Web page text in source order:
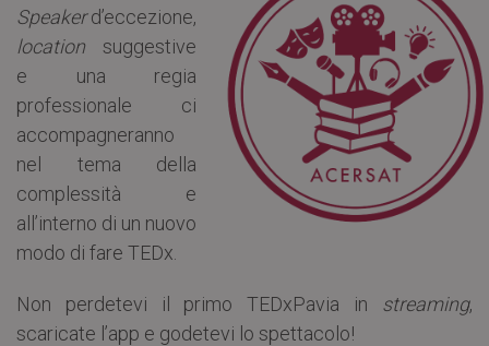
Speakerd’eccezione,
location suggestive
e una regia
professionale ci
accompagneranno
nel tema della
complessità e
all’interno di un nuovo
modo di fare TEDx.
Non perdetevi il primo TEDxPavia in streaming,
scaricate l’app e godetevi lo spettacolo!